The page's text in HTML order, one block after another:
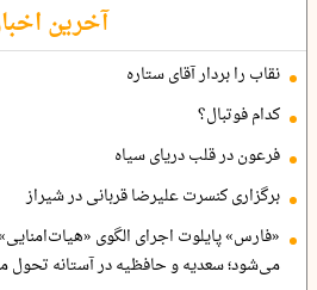
آخرین
نقاب را بردار آقای ستاره
کدام فوتبال؟
فرعون در قلب دریای سیاه
برگزاری کنسرت علیرضا قربانی در شیراز
«فارس» پایلوت اجرای الگوی
می‌شود؛ سعدیه و حافظیه در آستانه تحول